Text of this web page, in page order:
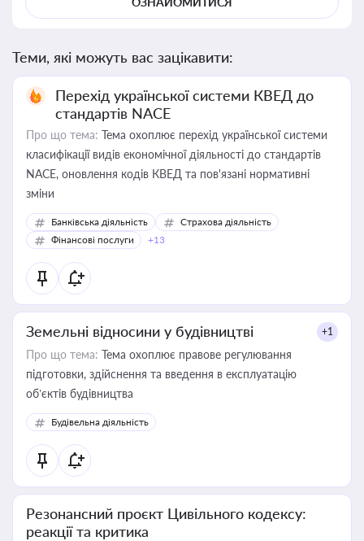
Теми, які можуть вас зацікавити:
Перехід української системи КВЕД до
стандартів NACE
Про що тема: Тема охоплює перехід української системи
класифікації видів економічної діяльності до стандартів
NACE, оновлення кодів КВЕД та пов'язані нормативні
зміни
Банківська діяльність
Страхова діяльність
Фінансові послуги
+13
Земельні відносини у будівництві +1
Про що тема: Тема охоплює правове регулювання
підготовки, здійснення та введення в експлуатацію
об’єктів будівництва
Будівельна діяльність
Резонансний проєкт Цивільного кодексу:
реакції та критика